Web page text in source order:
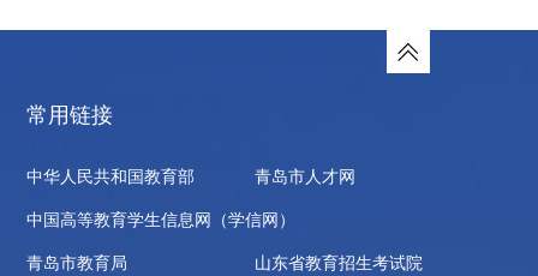
常用链接
中华人民共和国教育部
青岛市人才网
中国高等教育学生信息网（学信网）
青岛市教育局
山东省教育招生考试院